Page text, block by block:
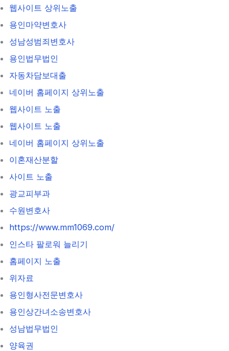
웹사이트 상위노출
용인마약변호사
성남성범죄변호사
용인법무법인
자동차담보대출
네이버 홈페이지 상위노출
웹사이트 노출
웹사이트 노출
네이버 홈페이지 상위노출
이혼재산분할
사이트 노출
광교피부과
수원변호사
https://www.mm1069.com/
인스타 팔로워 늘리기
홈페이지 노출
위자료
용인형사전문변호사
용인상간녀소송변호사
성남법무법인
양육권